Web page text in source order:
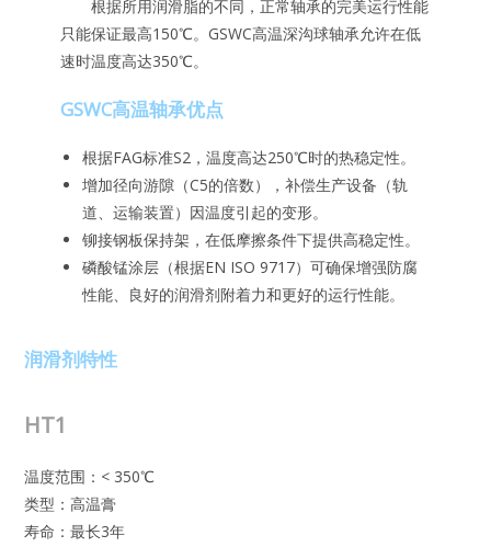
根据所用润滑脂的不同，正常轴承的完美运行性能
只能保证最高150℃。GSWC高温深沟球轴承允许在低
速时温度高达350℃。
GSWC高温轴承优点
根据FAG标准S2，温度高达250℃时的热稳定性。
增加径向游隙（C5的倍数），补偿生产设备（轨
道、运输装置）因温度引起的变形。
铆接钢板保持架，在低摩擦条件下提供高稳定性。
磷酸锰涂层（根据EN ISO 9717）可确保增强防腐
性能、良好的润滑剂附着力和更好的运行性能。
润滑剂特性
HT1
温度范围：< 350℃
类型：高温膏
寿命：最长3年